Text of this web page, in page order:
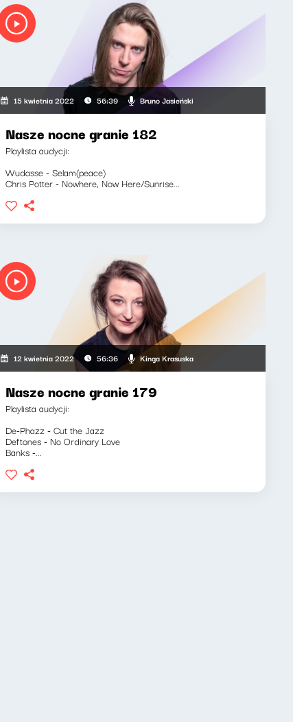
15 kwietnia 2022 56:39 Bruno Jasieński
Nasze nocne granie 182
Playlista audycji:
Wudasse - Selam(peace)
Chris Potter - Nowhere, Now Here/Sunrise...
12 kwietnia 2022 56:36 Kinga Krasuska
Nasze nocne granie 179
Playlista audycji:
De-Phazz - Cut the Jazz
Deftones - No Ordinary Love
Banks -...